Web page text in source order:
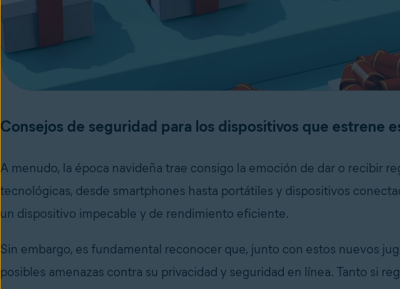
Consejos de seguridad para los dispositivos que estrene
A menudo, la época navideña trae consigo la emoción de dar o recibir
tecnológicas, desde smartphones hasta portátiles y dispositivos
un dispositivo impecable y de rendimiento eficiente.
Sin embargo, es fundamental reconocer que, junto con estos nuevos
posibles amenazas contra su privacidad y seguridad en línea. Tanto si